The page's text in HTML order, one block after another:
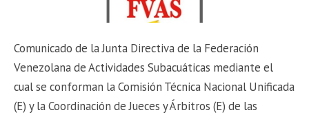
Comunicado de la Junta Directiva de la Federación
Venezolana de Actividades Subacuáticas mediante el
cual se conforman la Comisión Técnica Nacional Unificada
(E) y la Coordinación de Jueces y Árbitros (E) de las